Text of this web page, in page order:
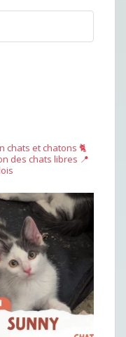
chats et chatons 🐈
des chats libres 📍